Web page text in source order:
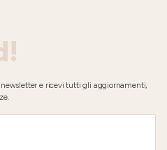
e ricevi tutti gli aggiornamenti,